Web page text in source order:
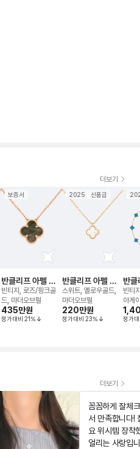
더보기
보증서
반클리프 아펠 알
함브라 그레이 마
더오브펄 네크리스
빈티지, 로즈/핑크골
드, 마더오브펄
435만원
정가대비 21%
2025 신품급
반클리프 아펠 알
함브라 네크리스
스위트, 옐로우골드,
마더오브펄
220만원
정가대비 23%
반클
함브
네크
빈티
아게
정가
더보기
꼼꼼하게 잘체
서 만족합니다!
요 위시템 장착
얼리는 사랑입